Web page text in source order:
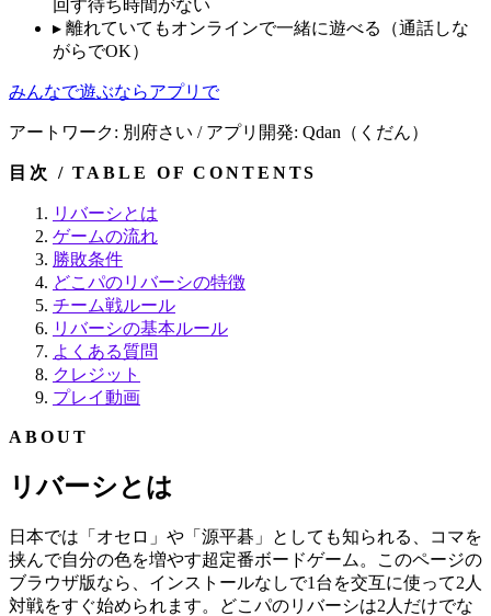
回す待ち時間がない
▸ 離れていてもオンラインで一緒に遊べる（通話しな
がらでOK）
みんなで遊ぶならアプリで
アートワーク: 別府さい / アプリ開発: Qdan（くだん）
目次 / TABLE OF CONTENTS
リバーシとは
ゲームの流れ
勝敗条件
どこパのリバーシの特徴
チーム戦ルール
リバーシの基本ルール
よくある質問
クレジット
プレイ動画
ABOUT
リバーシとは
日本では「オセロ」や「源平碁」としても知られる、コマを
挟んで自分の色を増やす超定番ボードゲーム。このページの
ブラウザ版なら、インストールなしで1台を交互に使って2人
対戦をすぐ始められます。どこパのリバーシは2人だけでな